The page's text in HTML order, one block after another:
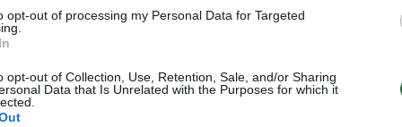
opt-out of processing my Personal Data for Targeted
opt-out of Collection, Use, Retention, Sale, and/or Sharing
Data that Is Unrelated with the Purposes for which it